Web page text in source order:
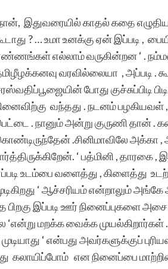
இதுவரையில் காதல் கதை
? … உமா உனக்கு ஏன் இப்படி ,
எல்லாம் வருகின்றன​ ‘ .
வரவில்லையா , அப்படி .
போது குச்சுப்பிடி
வந்தது . நடனம் பழகியவள் ,
. நானும் அன்று குருணி தான் .
.சினிமாவிலே அக்கா
‘ பத்மினி , தாரகை
உடம்பை வளைத்து , கிளைத்து
‘ ஆச்சரியம் என்றாலும்
பிறகு இப்படி ஊர் நினைப்புகளை
மறக்க​ வைக்க​ முயல்கிறார்கள்
‘ என்பது அவர்களுக்குப்
கலாயிப்போம் ​ என​ நினைப்பை